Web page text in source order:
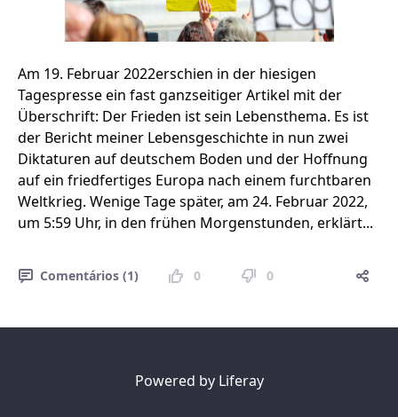
Am 19. Februar 2022erschien in der hiesigen
Tagespresse ein fast ganzseitiger Artikel mit der
Überschrift: Der Frieden ist sein Lebensthema. Es ist
der Bericht meiner Lebensgeschichte in nun zwei
Diktaturen auf deutschem Boden und der Hoffnung
auf ein friedfertiges Europa nach einem furchtbaren
Weltkrieg. Wenige Tage später, am 24. Februar 2022,
um 5:59 Uhr, in den frühen Morgenstunden, erklärt...
Comentários (1) 0 0
Powered by Liferay